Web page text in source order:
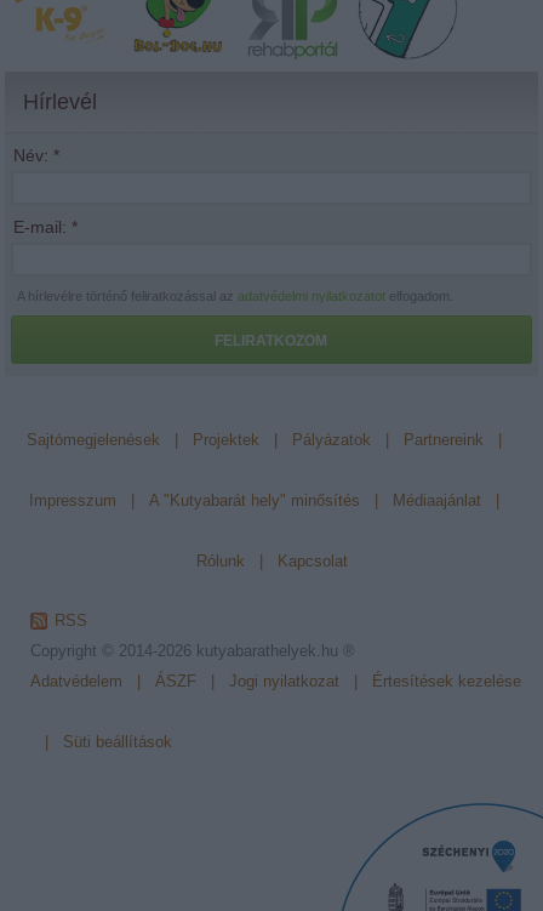
Hírlevél
Név: *
E-mail: *
A hírlevélre történő feliratkozással azadatvédelmi nyilatkozatot elfogadom.
FELIRATKOZOM
Sajtómegjelenések Projektek Pályázatok Partnereink
Impresszum A "Kutyabarát hely" minősítés Médiaajánlat
Rólunk Kapcsolat
RSS
Copyright © 2014-2026 kutyabarathelyek.hu ®
Adatvédelem
ÁSZF Jogi nyilatkozat Értesítések kezelése
Süti beállítások